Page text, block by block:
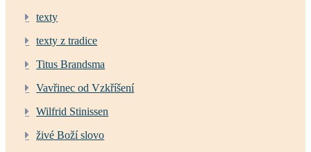
texty
texty z tradice
Titus Brandsma
Vavřinec od Vzkříšení
Wilfrid Stinissen
živé Boží slovo